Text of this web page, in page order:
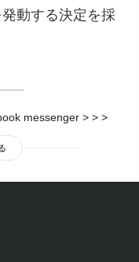
動する決定を採
messenger > > >